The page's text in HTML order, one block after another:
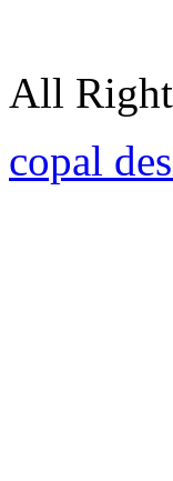
All
copal